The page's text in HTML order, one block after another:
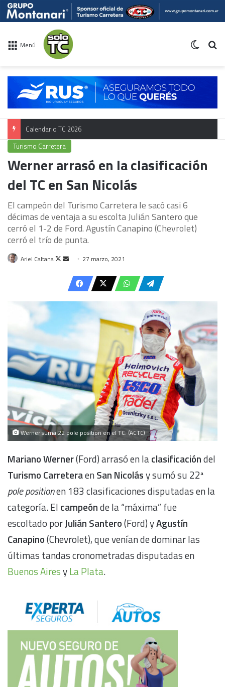
Menú
Calendario TC 2026
Turismo Carretera
Werner arrasó en la clasificación
del TC en San Nicolás
El campeón del Turismo Carretera le sacó casi 6
décimas de ventaja a su escolta Julián Santero que
cerró el 1-2 de Ford. Agustín Canapino (Chevrolet)
cerró el trío de punta.
Ariel Caltana
Follow
Send
email
27 marzo, 2021
Werner suma 22 pole position en el TC. (ACTC)
Mariano Werner(Ford) arrasó en laclasificacióndel
Turismo CarreteraenSan Nicolásy sumó su 22ª
pole positionen 183 clasificaciones disputadas en la
categoría. El campeónde la “máxima” fue
escoltado porJulián Santero(Ford) yAgustín
Canapino(Chevrolet), que venían de dominar las
últimas tandas cronometradas disputadas en
Buenos AiresyLa Plata.